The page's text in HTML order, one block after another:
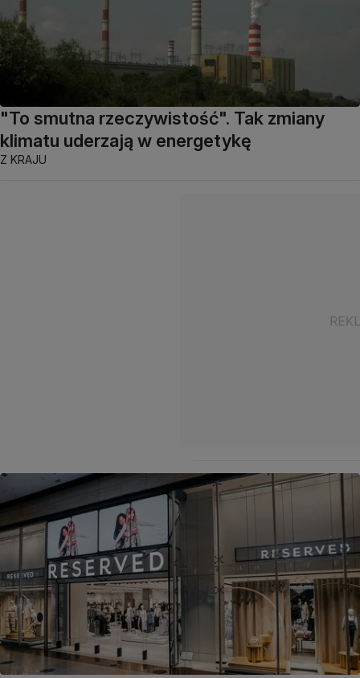
"To smutna rzeczywistość". Tak zmiany
klimatu uderzają w energetykę
Z KRAJU